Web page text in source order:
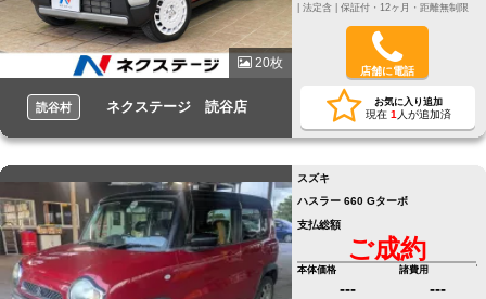
20枚
読谷村 ネクステージ 読谷店
法定含 | 保証付・12ヶ月・距離無制限
店舗に電話
お気に入り追加
現在 1 人が追加済
スズキ
ハスラー 660 Gターボ
支払総額
ご成約
本体価格
---
諸費用
---